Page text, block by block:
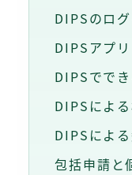
DIPSのロ
DIPSアプ
DIPSでで
DIPSによ
DIPSによ
包括申請と